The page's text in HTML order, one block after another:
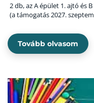
2 db, az A épület 1. ajtó és
(a támogatás 2027.
Tovább olvasom